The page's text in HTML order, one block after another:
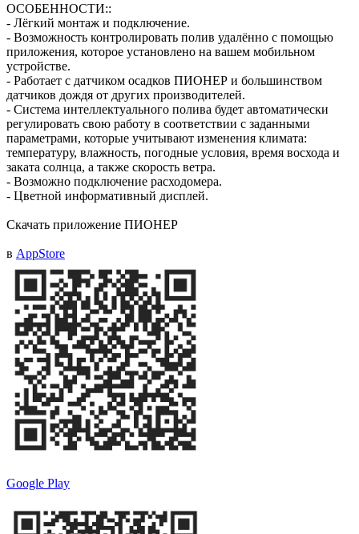
ОСОБЕННОСТИ::
- Лёгкий монтаж и подключение.
- Возможность контролировать полив удалённо с помощью
приложения, которое установлено на вашем мобильном
устройстве.
- Работает с датчиком осадков ПИОНЕР и большинством
датчиков дождя от других производителей.
- Система интеллектуального полива будет автоматически
регулировать свою работу в соответствии с заданными
параметрами, которые учитывают изменения климата:
температуру, влажность, погодные условия, время восхода и
заката солнца, а также скорость ветра.
- Возможно подключение расходомера.
- Цветной информативный дисплей.
Скачать приложение ПИОНЕР
в AppStore
Google Play